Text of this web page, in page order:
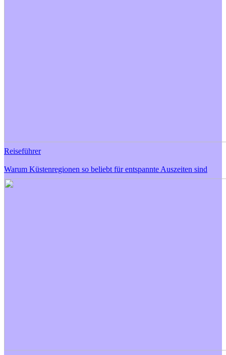
Reiseführer
Warum Küstenregionen so beliebt für entspannte Auszeiten sind